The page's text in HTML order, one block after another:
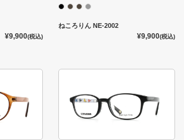
¥9,900(税込)
ねころりん NE-2002
¥9,900(税込)